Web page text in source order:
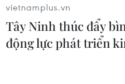
vietnamplus.vn
Tây Ninh thúc đẩy
động lực phát triển